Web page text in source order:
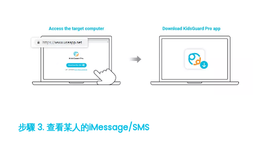
步驟 3. 查看某人的iMessage/SMS